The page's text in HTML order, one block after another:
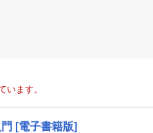
います。
[電子書籍版]